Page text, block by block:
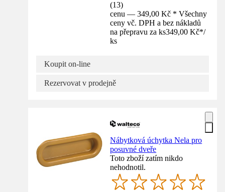
(13)
cenu — 349,00 Kč * Všechny
ceny vč. DPH a bez nákladů
na přepravu za ks349,00 Kč*/
ks
Koupit on-line
Rezervovat v prodejně
Nábytková úchytka Nela pro
posuvné dveře
Toto zboží zatím nikdo
nehodnotil.